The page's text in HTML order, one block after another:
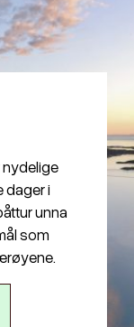
nydelige
dager i
unna
som